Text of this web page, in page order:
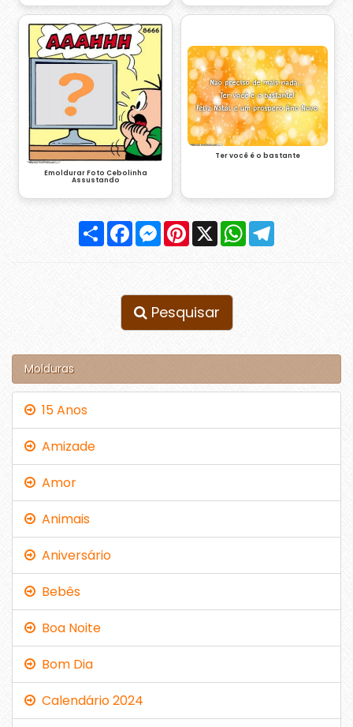
Emoldurar Foto Cebolinha
Assustando
Ter você é o bastante
Compartilhar
FacebookMessenger
Pinterest
X WhatsApp
Pesquisar
Molduras
15 Anos
Amizade
Amor
Animais
Aniversário
Bebês
Boa Noite
Bom Dia
Calendário 2024